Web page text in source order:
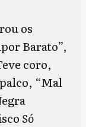
os
Barato”,
coro,
“Mal
Só